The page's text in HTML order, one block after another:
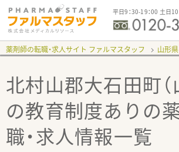
平日9：30-19：00 土日10
薬剤師の転職・求人サイト ファルマスタッフ 山形県
北村山郡大石田町（
の教育制度あり の
職・求人情報一覧